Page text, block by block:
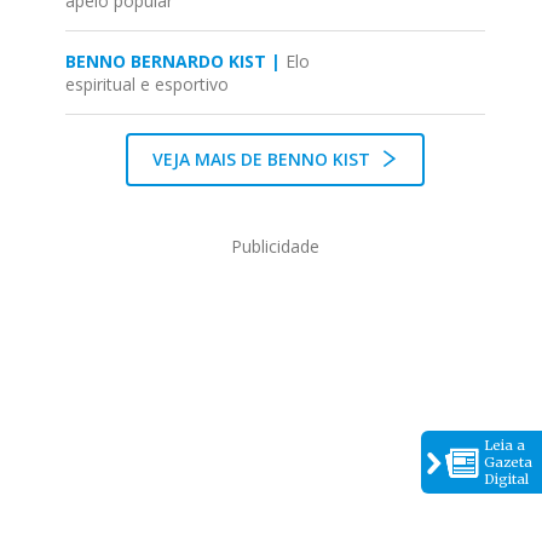
Leia a
Gazeta
Digital
BENNO BERNARDO KIST | Elo
espiritual e esportivo
VEJA MAIS DE BENNO KIST
Publicidade